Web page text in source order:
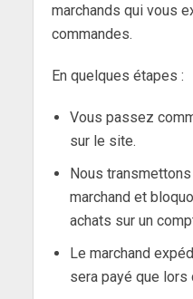
marchands qui vous
commandes.
En quelques étapes :
Vous passez
sur le site.
Nous
marchand et
achats sur un
Le marchand
sera payé que lors